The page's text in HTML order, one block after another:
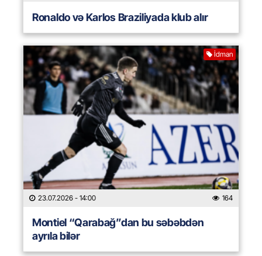
Ronaldo və Karlos Braziliyada klub alır
İdman
23.07.2026 - 14:00 164
Montiel “Qarabağ”dan bu səbəbdən
ayrıla bilər